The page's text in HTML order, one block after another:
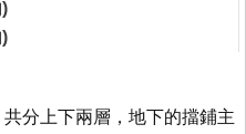
分上下兩層，地下的擋鋪主